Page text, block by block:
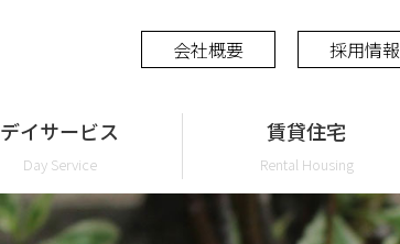
会社概要 採用情報
デイサービス
Day Service
賃貸住宅
Rental Housing